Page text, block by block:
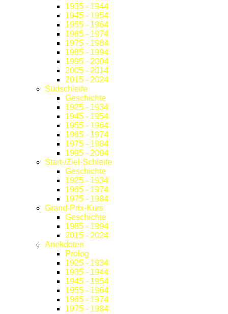
1935 - 1944
1945 - 1954
1955 - 1964
1965 - 1974
1975 - 1984
1985 - 1994
1995 - 2004
2005 - 2014
2015 - 2024
Südschleife
Geschichte
1925 - 1934
1945 - 1954
1955 - 1964
1965 - 1974
1975 - 1984
1995 - 2004
Start-/Ziel-Schleife
Geschichte
1925 - 1934
1965 - 1974
1975 - 1984
Grand-Prix-Kurs
Geschichte
1985 - 1994
2015 - 2024
Anekdoten
Prolog
1925 - 1934
1935 - 1944
1945 - 1954
1955 - 1964
1965 - 1974
1975 - 1984